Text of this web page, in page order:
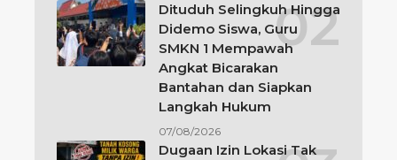
Dituduh Selingkuh Hingga
Didemo Siswa, Guru
SMKN 1 Mempawah
Angkat Bicarakan
Bantahan dan Siapkan
Langkah Hukum
07/08/2026
Dugaan Izin Lokasi Tak